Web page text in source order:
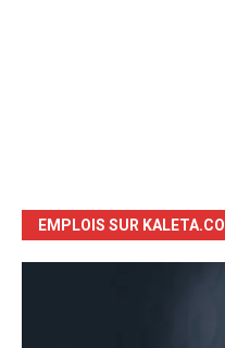
EMPLOIS SUR KALETA.CO